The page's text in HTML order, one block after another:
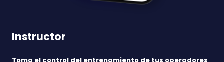
Instructor
Toma el control del entrenamiento de tus operadores